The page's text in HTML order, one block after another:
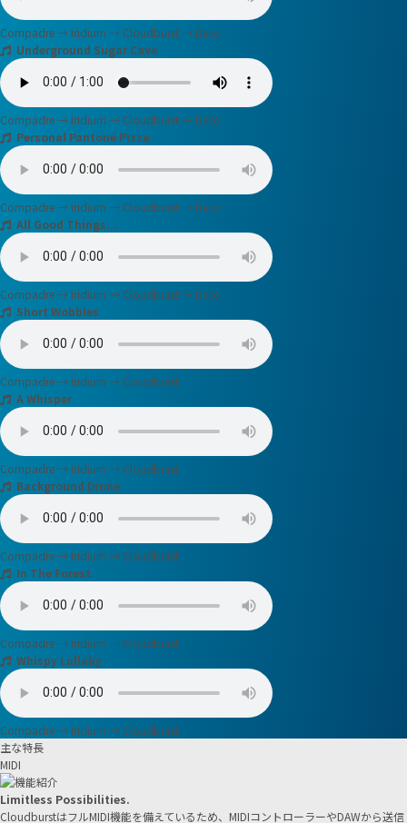
Compadre → Iridium → Cloudburst → Deco
Underground Sugar Cave
Compadre → Iridium → Cloudburst → Deco
Personal Pantone Pizza
Compadre → Iridium → Cloudburst → Deco
All Good Things...
Compadre → Iridium → Cloudburst → Deco
Short Wobbles
Compadre → Iridium → Cloudburst
A Whisper
Compadre → Iridium → Cloudburst
Background Drone
Compadre → Iridium → Cloudburst
In The Forest
Compadre → Iridium → Cloudburst
Whispy Lullaby
Compadre → Iridium → Cloudburst
主な特長
MIDI
Limitless Possibilities.
CloudburstはフルMIDI機能を備えているため、MIDIコントローラーやDAWから送信